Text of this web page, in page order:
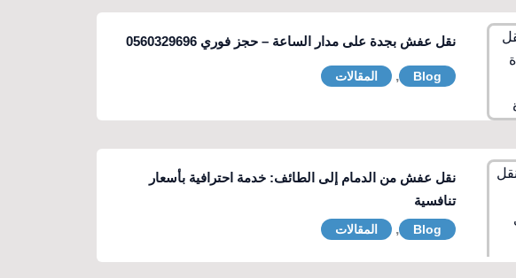
نقل عفش بجدة على مدار الساعة – حجز فوري 0560329696
Blog
, المقالات
نقل عفش من الدمام إلى الطائف: خدمة احترافية بأسعار
تنافسية
Blog
, المقالات